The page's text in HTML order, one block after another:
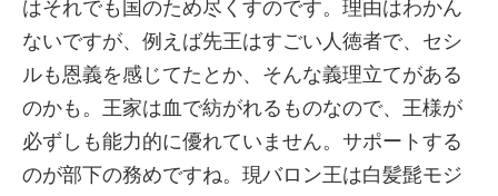
はそれでも国のため尽くすのです。理由はわかん
ないですが、例えば先王はすごい人徳者で、セシ
ルも恩義を感じてたとか、そんな義理立てがある
のかも。王家は血で紡がれるものなので、王様が
必ずしも能力的に優れていません。サポートする
のが部下の務めですね。現バロン王は白髪髭モジ